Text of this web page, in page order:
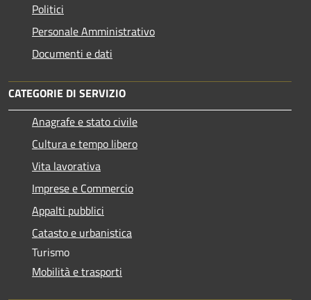
Politici
Personale Amministrativo
Documenti e dati
CATEGORIE DI SERVIZIO
Anagrafe e stato civile
Cultura e tempo libero
Vita lavorativa
Imprese e Commercio
Appalti pubblici
Catasto e urbanistica
Turismo
Mobilità e trasporti